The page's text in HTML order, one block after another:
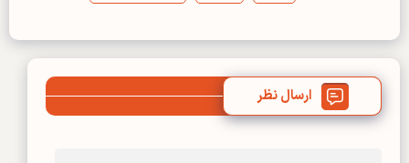
ارسال نظر